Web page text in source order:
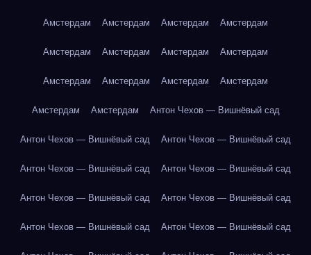
Амстердам Амстердам Амстердам Амстердам
Амстердам Амстердам Амстердам Амстердам
Амстердам Амстердам Амстердам Амстердам
Амстердам Амстердам Антон Чехов — Вишнёвый сад
Антон Чехов — Вишнёвый сад Антон Чехов — Вишнёвый сад
Антон Чехов — Вишнёвый сад Антон Чехов — Вишнёвый сад
Антон Чехов — Вишнёвый сад Антон Чехов — Вишнёвый сад
Антон Чехов — Вишнёвый сад Антон Чехов — Вишнёвый сад